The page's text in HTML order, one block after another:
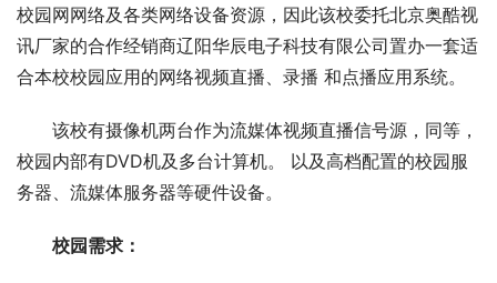
校园网网络及各类网络设备资源，因此该校委托北京奥酷视
讯厂家的合作经销商辽阳华辰电子科技有限公司置办一套适
合本校校园应用的网络视频直播、录播 和点播应用系统。
该校有摄像机两台作为流媒体视频直播信号源，同等，
校园内部有DVD机及多台计算机。 以及高档配置的校园服
务器、流媒体服务器等硬件设备。
校园需求：